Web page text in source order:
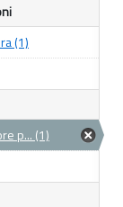
(1)
p... (1)